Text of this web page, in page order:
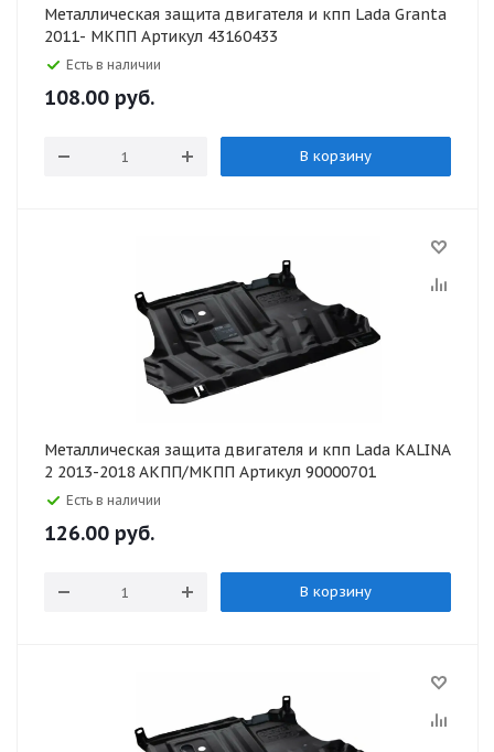
Металлическая защита двигателя и кпп Lada Granta
2011- МКПП Артикул 43160433
Есть в наличии
108.00 руб.
В корзину
Металлическая защита двигателя и кпп Lada KALINA
2 2013-2018 АКПП/МКПП Артикул 90000701
Есть в наличии
126.00 руб.
В корзину